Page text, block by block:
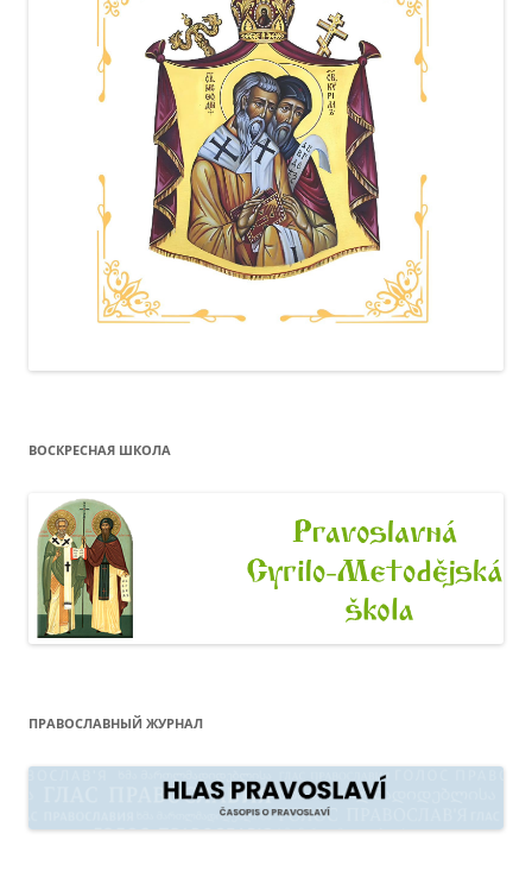
ВОСКРЕСНАЯ ШКОЛА
ПРАВОСЛАВНЫЙ ЖУРНАЛ